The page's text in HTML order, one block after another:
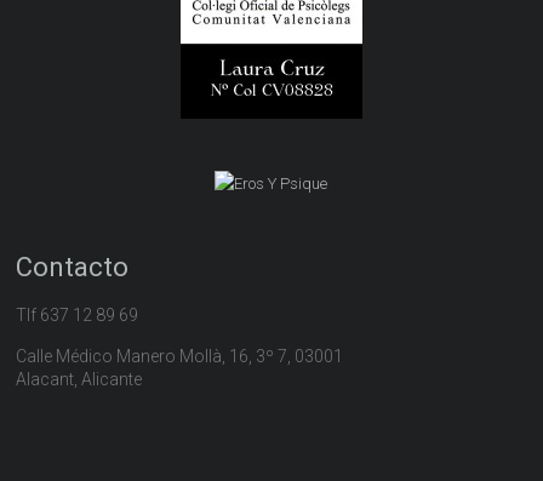
Contacto
Tlf 637 12 89 69
Calle Médico Manero Mollà, 16, 3º 7, 03001
Alacant, Alicante